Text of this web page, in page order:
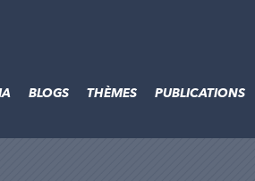
BLOGS THÈMES PUBLICATIONS